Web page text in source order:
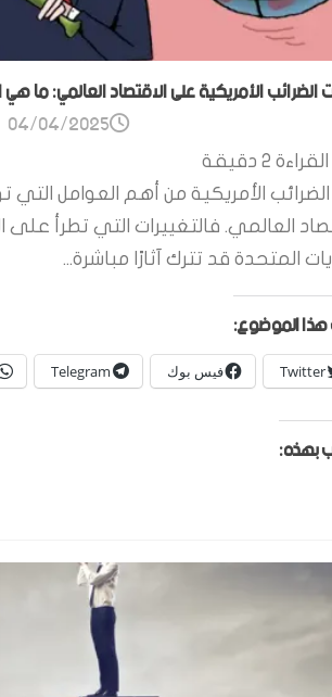
الضرائب الأمريكية على الاقتصاد العالمي: ما
04/04/2025
2 دقيقة
الأمريكية من أهم العوامل
العالمي. فالتغييرات التي تطرأ
المتحدة قد تترك آثارًا مباشرة...
الموضوع:
Twitter فيس بوك Telegram
بهذه: